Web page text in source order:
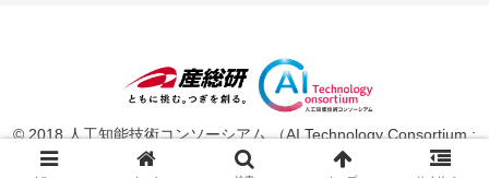
© 2018 人工知能技術コンソーシアム （AI Technology Consortium :
AITeC ）.